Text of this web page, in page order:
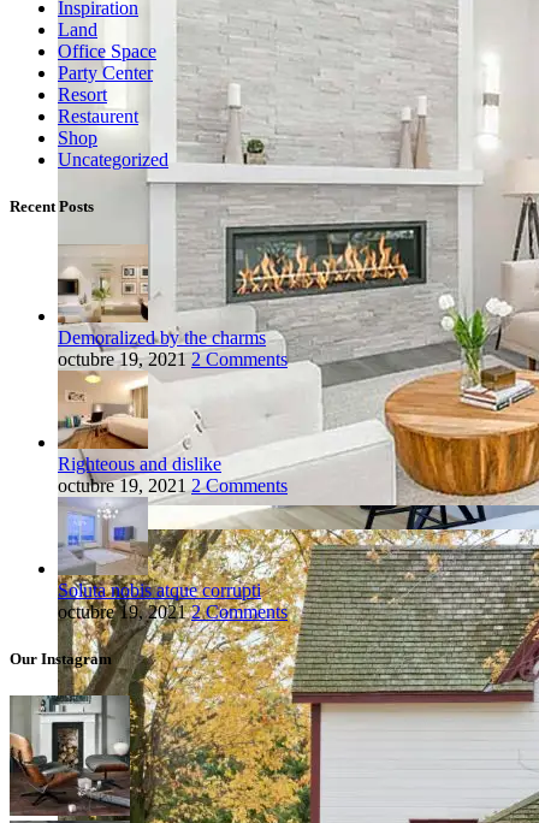
Inspiration
Land
Office Space
Party Center
Resort
Restaurent
Shop
Uncategorized
Recent Posts
Demoralized by the charms
octubre 19, 2021 2 Comments
Righteous and dislike
octubre 19, 2021 2 Comments
Soluta nobis atque corrupti
octubre 19, 2021 2 Comments
Our Instagram